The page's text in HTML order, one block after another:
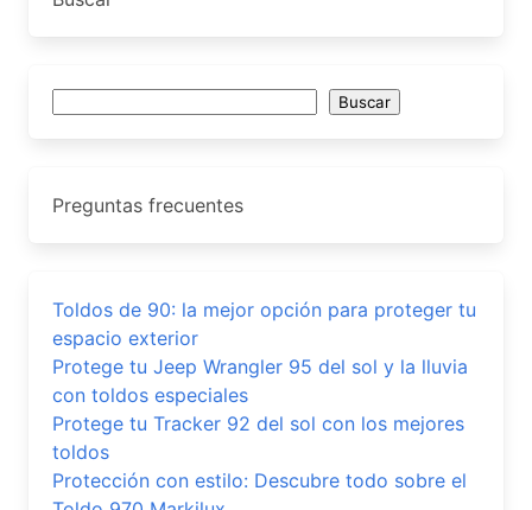
Buscar
Preguntas frecuentes
Toldos de 90: la mejor opción para proteger tu
espacio exterior
Protege tu Jeep Wrangler 95 del sol y la lluvia
con toldos especiales
Protege tu Tracker 92 del sol con los mejores
toldos
Protección con estilo: Descubre todo sobre el